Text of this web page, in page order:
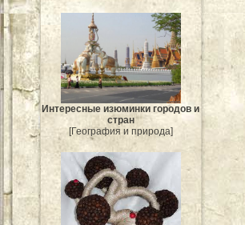
Интересные изюминки городов и
стран
[География и природа]